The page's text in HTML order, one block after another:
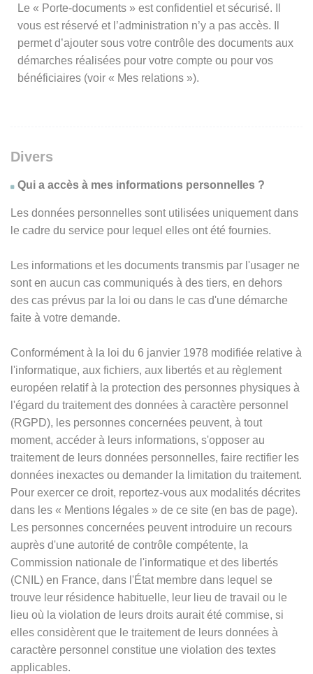
Le « Porte-documents » est confidentiel et sécurisé. Il
vous est réservé et l’administration n’y a pas accès. Il
permet d’ajouter sous votre contrôle des documents aux
démarches réalisées pour votre compte ou pour vos
bénéficiaires (voir « Mes relations »).
Divers
Qui a accès à mes informations personnelles ?
Les données personnelles sont utilisées uniquement dans
le cadre du service pour lequel elles ont été fournies.
Les informations et les documents transmis par l'usager ne
sont en aucun cas communiqués à des tiers, en dehors
des cas prévus par la loi ou dans le cas d'une démarche
faite à votre demande.
Conformément à la loi du 6 janvier 1978 modifiée relative à
l'informatique, aux fichiers, aux libertés et au règlement
européen relatif à la protection des personnes physiques à
l'égard du traitement des données à caractère personnel
(RGPD), les personnes concernées peuvent, à tout
moment, accéder à leurs informations, s'opposer au
traitement de leurs données personnelles, faire rectifier les
données inexactes ou demander la limitation du traitement.
Pour exercer ce droit, reportez-vous aux modalités décrites
dans les « Mentions légales » de ce site (en bas de page).
Les personnes concernées peuvent introduire un recours
auprès d'une autorité de contrôle compétente, la
Commission nationale de l'informatique et des libertés
(CNIL) en France, dans l'État membre dans lequel se
trouve leur résidence habituelle, leur lieu de travail ou le
lieu où la violation de leurs droits aurait été commise, si
elles considèrent que le traitement de leurs données à
caractère personnel constitue une violation des textes
applicables.